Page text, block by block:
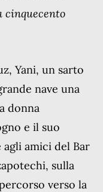
cinquecento
Yani, un sarto
nave una
donna
e il suo
amici del Bar
sulla
verso la